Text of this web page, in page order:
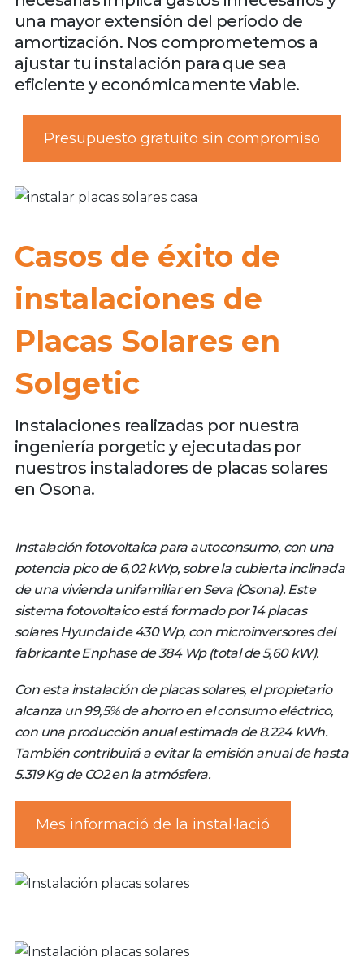
una mayor extensión del período de
amortización. Nos comprometemos a
ajustar tu instalación para que sea
eficiente y económicamente viable.
Presupuesto gratuito sin compromiso
Casos de éxito de
instalaciones de
Placas Solares en
Solgetic
Instalaciones realizadas por nuestra
ingeniería porgetic y ejecutadas por
nuestros instaladores de placas solares
en Osona.
Instalación fotovoltaica para autoconsumo, con una
potencia pico de 6,02 kWp, sobre la cubierta inclinada
de una vivienda unifamiliar en Seva (Osona). Este
sistema fotovoltaico está formado por 14 placas
solares Hyundai de 430 Wp, con microinversores del
fabricante Enphase de 384 Wp (total de 5,60 kW).
Con esta instalación de placas solares, el propietario
alcanza un 99,5% de ahorro en el consumo eléctrico,
con una producción anual estimada de 8.224 kWh.
También contribuirá a evitar la emisión anual de hasta
5.319 Kg de CO2 en la atmósfera.
Mes informació de la instal·lació